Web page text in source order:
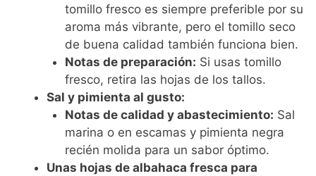
tomillo fresco es siempre preferible por su
aroma más vibrante, pero el tomillo seco
de buena calidad también funciona bien.
Notas de preparación: Si usas tomillo
fresco, retira las hojas de los tallos.
Sal y pimienta al gusto:
Notas de calidad y abastecimiento: Sal
marina o en escamas y pimienta negra
recién molida para un sabor óptimo.
Unas hojas de albahaca fresca para